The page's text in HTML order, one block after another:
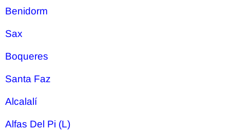
Benidorm
Sax
Boqueres
Santa Faz
Alcalalí
Alfas Del Pi (L)